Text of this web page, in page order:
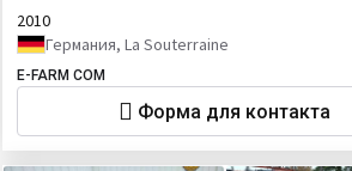
2010
Германия, La Souterraine
E-FARM COM
Форма для контакта